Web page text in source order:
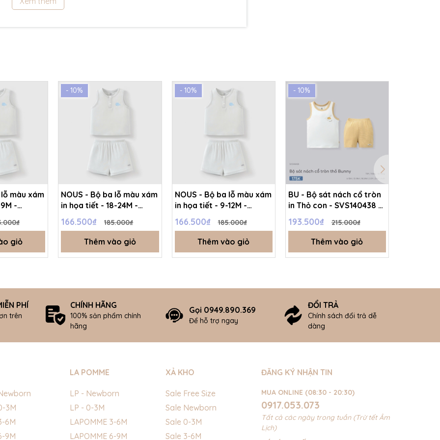
màu xám
-
giỏ
- 10%
NOUS - Bộ ba lỗ màu xám
in họa tiết - 18-24M -
166.500₫ 185.000₫
Thêm vào giỏ
- 10%
NOUS - Bộ ba lỗ màu xám
in họa tiết - 9-12M -
166.500₫ 185.000₫
Thêm vào giỏ
- 10%
BU - Bộ sát nách cổ tròn
in Thỏ con - SVS140438 -
SS26.T5B
193.500₫ 215.000₫
Thêm vào giỏ
PHÍ
trên
CHÍNH HÃNG
100% sản phẩm chính
hãng
Gọi 0949.890.369
Để hỗ trợ ngay
ĐỔI TRẢ
Chính sách đổi trả dễ
dàng
3M
6M
9M
LA POMME
LP - Newborn
LP - 0-3M
LAPOMME 3-6M
LAPOMME 6-9M
XẢ KHO
Sale Free Size
Sale Newborn
Sale 0-3M
Sale 3-6M
ĐĂNG KÝ NHẬN TIN
MUA ONLINE (08:30 - 20:30)
0917.053.073
Tất cả các ngày trong tuần (Trừ tết Âm
Lịch)